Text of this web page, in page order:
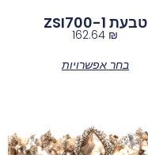
טבעת ZSI700-1
162.64 ₪
בחר אפשרויות